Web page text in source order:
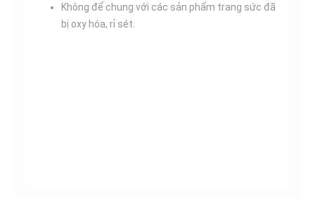
Không để chung với các sản phẩm trang sức đã
bị oxy hóa, rỉ sét.